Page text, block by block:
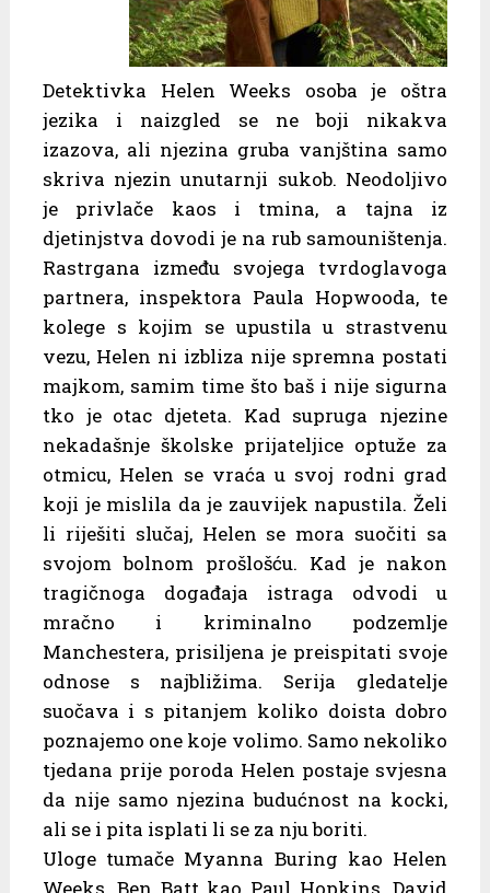
Detektivka Helen Weeks osoba je oštra
jezika i naizgled se ne boji nikakva
izazova, ali njezina gruba vanjština samo
skriva njezin unutarnji sukob. Neodoljivo
je privlače kaos i tmina, a tajna iz
djetinjstva dovodi je na rub samouništenja.
Rastrgana između svojega tvrdoglavoga
partnera, inspektora Paula Hopwooda, te
kolege s kojim se upustila u strastvenu
vezu, Helen ni izbliza nije spremna postati
majkom, samim time što baš i nije sigurna
tko je otac djeteta. Kad supruga njezine
nekadašnje školske prijateljice optuže za
otmicu, Helen se vraća u svoj rodni grad
koji je mislila da je zauvijek napustila. Želi
li riješiti slučaj, Helen se mora suočiti sa
svojom bolnom prošlošću. Kad je nakon
tragičnoga događaja istraga odvodi u
mračno i kriminalno podzemlje
Manchestera, prisiljena je preispitati svoje
odnose s najbližima. Serija gledatelje
suočava i s pitanjem koliko doista dobro
poznajemo one koje volimo. Samo nekoliko
tjedana prije poroda Helen postaje svjesna
da nije samo njezina budućnost na kocki,
ali se i pita isplati li se za nju boriti.
Uloge tumače Myanna Buring kao Helen